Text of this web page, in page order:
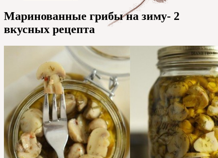
Маринованные грибы на зиму- 2
вкусных рецепта